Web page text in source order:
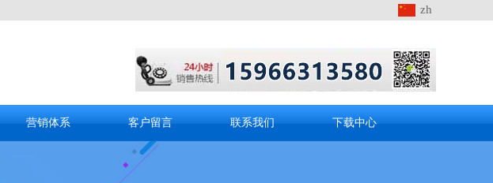
zh
营销体系 客户留言 联系我们 下载中心